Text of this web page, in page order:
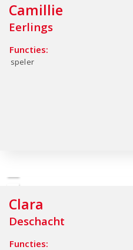
Camillie
Eerlings
Functies:
speler
Clara
Deschacht
Functies: